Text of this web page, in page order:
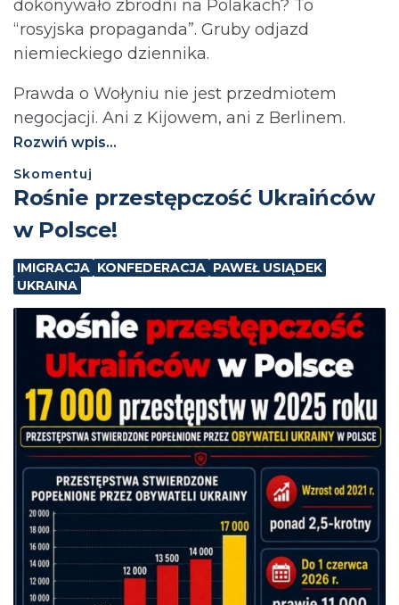
dokonywało zbrodni na Polakach? To
“rosyjska propaganda”. Gruby odjazd
niemieckiego dziennika.
Prawda o Wołyniu nie jest przedmiotem
negocjacji. Ani z Kijowem, ani z Berlinem.⁩
Rozwiń wpis...
Skomentuj
Rośnie przestępczość Ukraińców
w Polsce!
IMIGRACJA KONFEDERACJA PAWEŁ USIĄDEK
UKRAINA